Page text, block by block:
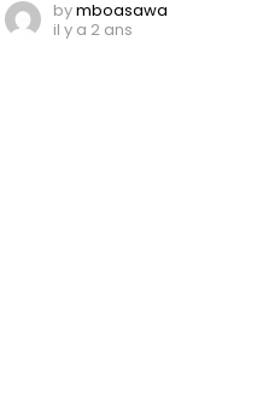
bymboasawa
il y a 2 ans